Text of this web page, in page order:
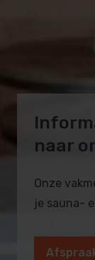
naar
Onze
je sauna-